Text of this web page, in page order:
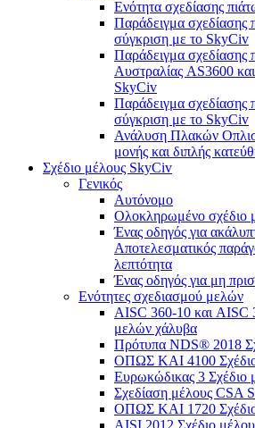
Ενότητα σχεδίασης
Παράδειγμα
σύγκριση με το SkyCiv
Παράδειγμα
Αυστραλίας AS3600
SkyCiv
Παράδειγμα σχεδίασης
σύγκριση με το SkyCiv
Ανάλυση Πλακών
μονής και διπλής
Σχέδιο μέλους SkyCiv
Γενικός
Αυτόνομο
Ολοκληρωμένο σχέδιο
Ένας οδηγός για
Αποτελεσματικός
λεπτότητα
Ένας οδηγός για μη
Ενότητες σχεδιασμού μελών
AISC 360-10 και AISC
μελών χάλυβα
Πρότυπα NDS® 2018
ΟΠΩΣ ΚΑΙ 4100
Ευρωκώδικας 3 Σχέδιο
Σχεδίαση μέλους CSA
ΟΠΩΣ ΚΑΙ 1720